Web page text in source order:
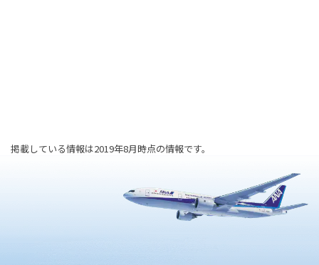
掲載している情報は2019年8月時点の情報です。